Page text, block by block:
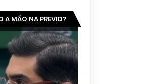
A MÃO NA PREVID?